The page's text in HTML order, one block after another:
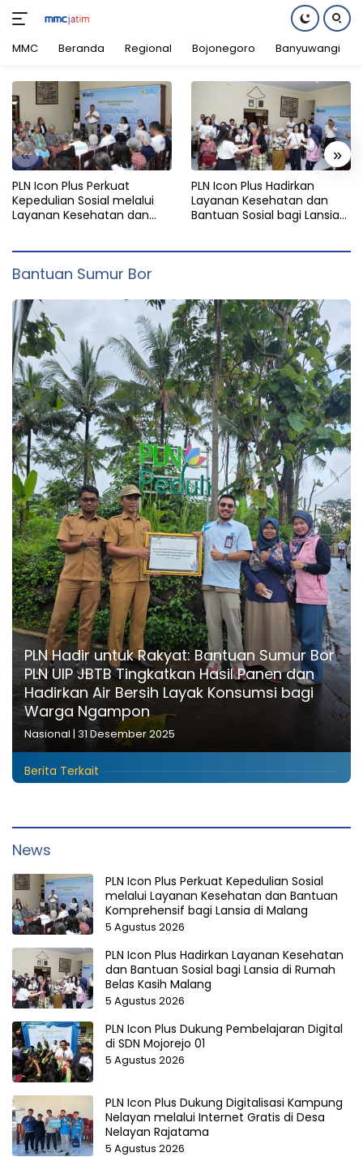
konten
MMC Beranda Regional Bojonegoro Banyuwangi
« »
PLN Icon Plus Perkuat
Kepedulian Sosial melalui
Layanan Kesehatan dan
PLN Icon Plus Hadirkan
Layanan Kesehatan dan
Bantuan Sosial bagi Lansia
Bantuan Sumur Bor
PLN Hadir untuk Rakyat: Bantuan Sumur Bor
PLN UIP JBTB Tingkatkan Hasil Panen dan
Hadirkan Air Bersih Layak Konsumsi bagi
Warga Ngampon
Nasional | 31 Desember 2025
Berita Terkait
News
PLN Icon Plus Perkuat Kepedulian Sosial
melalui Layanan Kesehatan dan Bantuan
Komprehensif bagi Lansia di Malang
5 Agustus 2026
PLN Icon Plus Hadirkan Layanan Kesehatan
dan Bantuan Sosial bagi Lansia di Rumah
Belas Kasih Malang
5 Agustus 2026
PLN Icon Plus Dukung Pembelajaran Digital
di SDN Mojorejo 01
5 Agustus 2026
PLN Icon Plus Dukung Digitalisasi Kampung
Nelayan melalui Internet Gratis di Desa
Nelayan Rajatama
5 Agustus 2026